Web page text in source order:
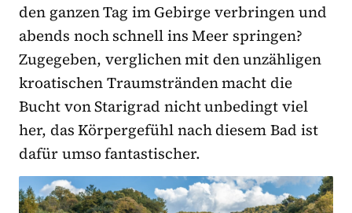
den ganzen Tag im Gebirge verbringen und
abends noch schnell ins Meer springen?
Zugegeben, verglichen mit den unzähligen
kroatischen Traumstränden macht die
Bucht von Starigrad nicht unbedingt viel
her, das Körpergefühl nach diesem Bad ist
dafür umso fantastischer.